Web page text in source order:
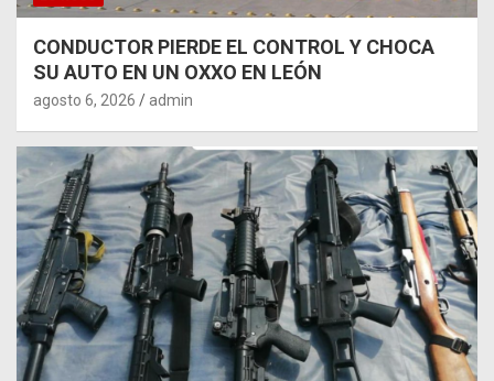
CONDUCTOR PIERDE EL CONTROL Y CHOCA
SU AUTO EN UN OXXO EN LEÓN
agosto 6, 2026 admin